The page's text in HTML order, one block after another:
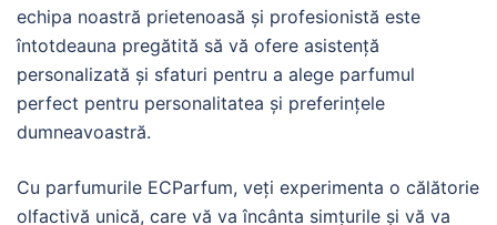
echipa noastră prietenoasă și profesionistă este
întotdeauna pregătită să vă ofere asistență
personalizată și sfaturi pentru a alege parfumul
perfect pentru personalitatea și preferințele
dumneavoastră.
Cu parfumurile ECParfum, veți experimenta o călătorie
olfactivă unică, care vă va încânta simțurile și vă va